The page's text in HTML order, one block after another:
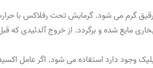
گرم می شود. گرمایش تحت رفلاکس با
مایع شده و برگردد. از خروج آلدئیدی که
وجود دارد استفاده می شود. اگر عامل